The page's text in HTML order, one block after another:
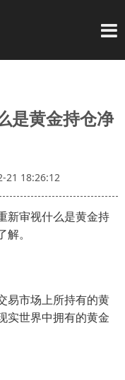
导
是黄金持仓净
21 18:26:12
新审视什么是黄金持
。
易市场上所持有的黄
实世界中拥有的黄金